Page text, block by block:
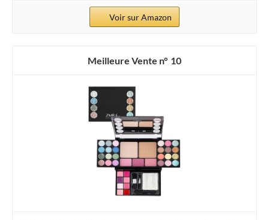
Voir sur Amazon
10